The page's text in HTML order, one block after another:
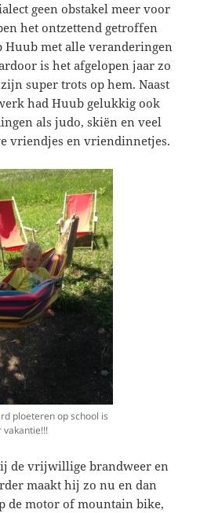
geen obstakel meer voor
het ontzettend getroffen
Huub met alle veranderingen
is het afgelopen jaar zo
super trots op hem. Naast
had Huub gelukkig ook
als judo, skiën en veel
vriendjes en vriendinnetjes.
ploeteren op school is
vakantie!!!
de vrijwillige brandweer en
maakt hij zo nu en dan
de motor of mountain bike,